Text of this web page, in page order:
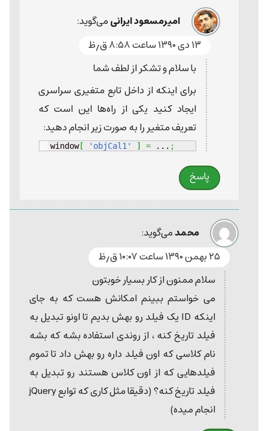
امیرمسعود ایرانیمی‌گوید:
۱۳ دی ۱۳۹۰ ساعت ۸:۵۸ ق٫ظ
با سلام و تشکر از لطف شما
برای اینکه از داخل تابع متغیری سراسری
ایجاد کنید یکی از راه‌ها این است که
تعریف متغیر را به صورت زیر انجام دهید:
window[ 'objCal1' ] = ... ;
پاسخ
محمدمی‌گوید:
۲۵ بهمن ۱۳۹۰ ساعت ۱۰:۰۷ ق٫ظ
سلام ممنون از کار بسیار خوبتون
می خواستم ببینم امکانش هست که به جای
اینکه ID یک فیلد رو بهش بدیم تا اونو تبدیل به
فیلد تاریخ کنه ، از روندی استفاده بشه که بشه
نام کلاسی که اون فیلد داره رو بهش داد تا تموم
فیلدهایی که از اون کلاس هستند رو تبدیل به
فیلد تاریخ کنه؟ (دقیقا مثل کاری که توابع jQuery
انجام میده)